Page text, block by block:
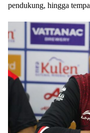
pendukung, hingga